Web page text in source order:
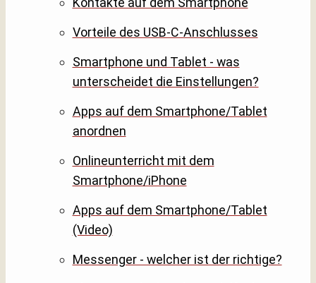
Vorteile des USB-C-Anschlusses
Smartphone und Tablet - was
unterscheidet die Einstellungen?
Apps auf dem Smartphone/Tablet
anordnen
Onlineunterricht mit dem
Smartphone/iPhone
Apps auf dem Smartphone/Tablet
(Video)
Messenger - welcher ist der richtige?